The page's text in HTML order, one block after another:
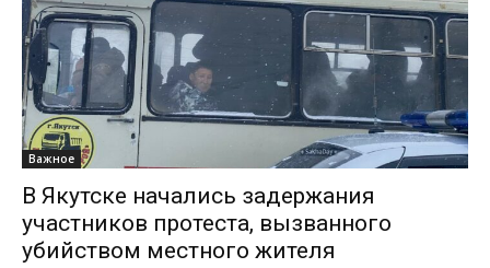
Важное
В Якутске начались задержания
участников протеста, вызванного
убийством местного жителя